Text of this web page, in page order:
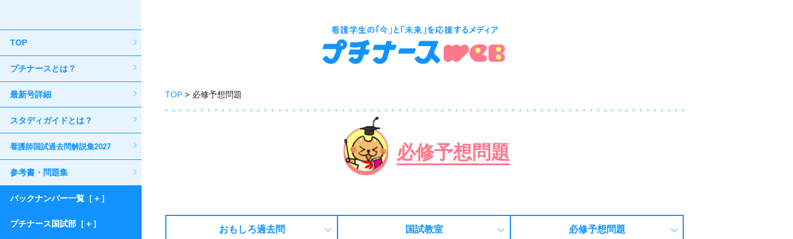
TOP
プチナースとは？
最新号詳細
スタディガイドとは？
看護師国試過去問解説集2027
参考書・問題集
バックナンバー一覧［＋］
プチナース国試部［＋］
TOP 必修予想問題
必修予想問題
おもしろ過去問 国試教室 必修予想問題